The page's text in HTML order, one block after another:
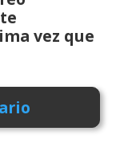
vez que